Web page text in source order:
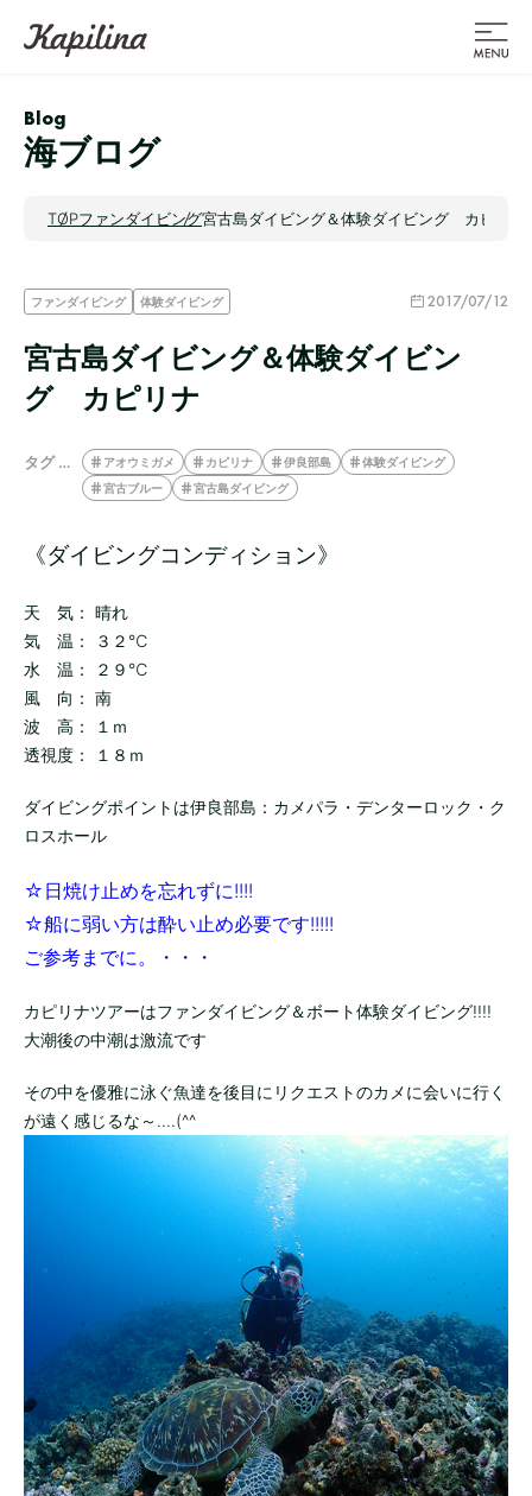
Blog
海ブログ
TOPファンダイビング宮古島ダイビング＆体験ダイビング カピリナ
ファンダイビング 体験ダイビング 2017/07/12
宮古島ダイビング＆体験ダイビン
グ カピリナ
タグ … アオウミガメ カピリナ 伊良部島
体験ダイビング
宮古ブルー
宮古島ダイビング
《ダイビングコンディション》
天 気： 晴れ
気 温： ３２℃
水 温： ２９℃
風 向： 南
波 高： １ｍ
透視度： １８ｍ
ダイビングポイントは伊良部島：カメパラ・デンターロック・ク
ロスホール
☆日焼け止めを忘れずに!!!!
☆船に弱い方は酔い止め必要です!!!!!
ご参考までに。・・・
カピリナツアーはファンダイビング＆ボート体験ダイビング!!!!
大潮後の中潮は激流です
その中を優雅に泳ぐ魚達を後目にリクエストのカメに会いに行く
が遠く感じるな～....(^^